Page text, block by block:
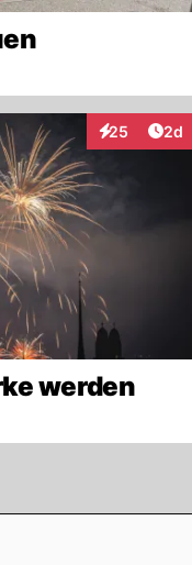
25
Interaktionen
2d
werden